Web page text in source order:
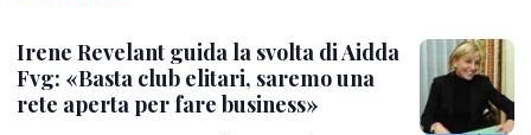
Irene Revelant guida la svolta di Aidda
Fvg: «Basta club elitari, saremo una
rete aperta per fare business»